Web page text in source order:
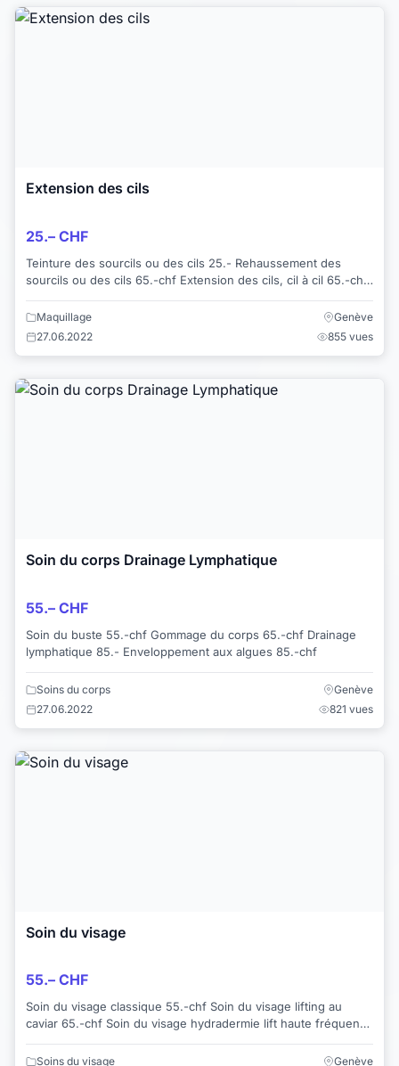
Extension des cils
25.– CHF
Teinture des sourcils ou des cils 25.- Rehaussement des
sourcils ou des cils 65.-chf Extension des cils, cil à cil 65.-chf
Maquillage
Genève
27.06.2022
855 vues
Soin du corps Drainage Lymphatique
55.– CHF
Soin du buste 55.-chf Gommage du corps 65.-chf Drainage
lymphatique 85.- Enveloppement aux algues 85.-chf
Soins du corps
Genève
27.06.2022
821 vues
Soin du visage
55.– CHF
Soin du visage classique 55.-chf Soin du visage lifting au
caviar 65.-chf Soin du visage hydradermie lift haute fréquence
85.-chf
Soins du visage Genève